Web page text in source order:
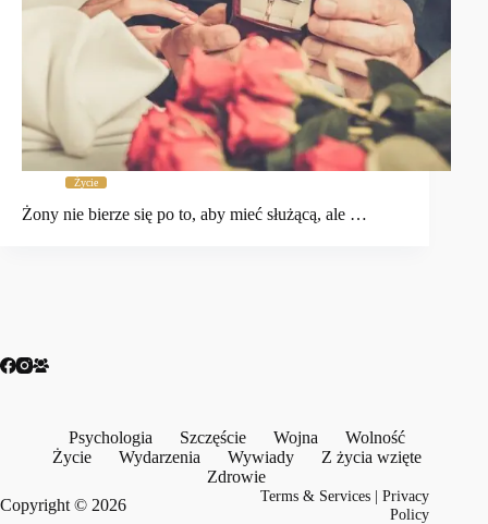
Życie
Żony nie bierze się po to, aby mieć służącą, ale …
Psychologia Szczęście Wojna
Wolność
Życie
Wydarzenia Wywiady
Z życia wzięte
Zdrowie
Copyright © 2026
Terms & Services |Privacy
Policy